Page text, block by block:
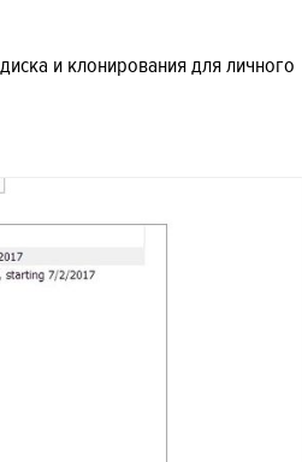
и клонирования для личного